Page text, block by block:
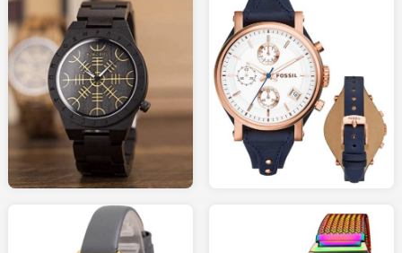
50.00
AMAZON.fr
110.00
AMAZON.fr